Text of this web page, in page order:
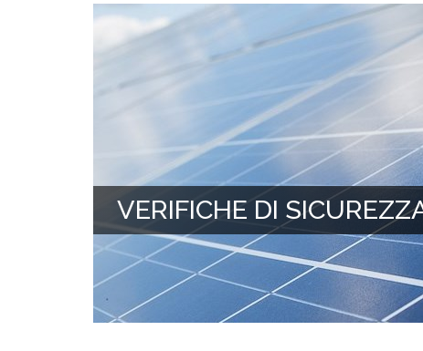
VERIFICHE DI